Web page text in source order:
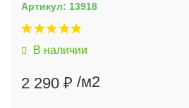
Артикул: 13918
В наличии
2 290 ₽ /м2